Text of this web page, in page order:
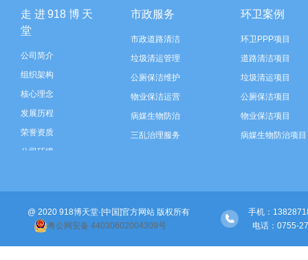
走进918博天
堂
公司简介
组织架构
核心理念
发展历程
荣誉资质
公司环境
市政服务
市政道路清洁
垃圾清运管理
公厕保洁维护
物业保洁运营
病媒生物防治
三乱治理服务
河道保洁
绿化管养
环卫案例
环卫PPP项目
道路清洁项目
垃圾清运项目
公厕保洁项目
物业保洁项目
病媒生物防治项目
智慧环卫建设
河道保洁项目
绿化管养项目
@ 2020 918博天堂·[中国]官方网站 版权所有
粤公网安备 44030602004309号
手机：
  电话：